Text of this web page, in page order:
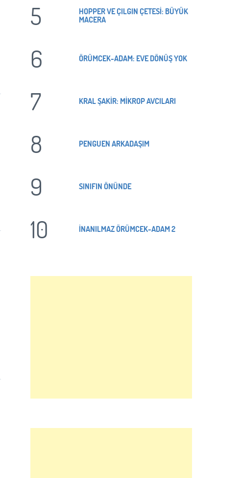
5
HOPPER VE ÇILGIN ÇETESİ: BÜYÜK
MACERA
6 ÖRÜMCEK-ADAM: EVE DÖNÜŞ YOK
7 KRAL ŞAKİR: MİKROP AVCILARI
8 PENGUEN ARKADAŞIM
9 SINIFIN ÖNÜNDE
10 İNANILMAZ ÖRÜMCEK-ADAM 2